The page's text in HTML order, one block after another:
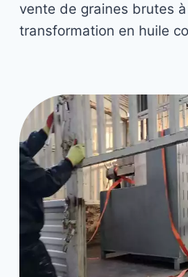
vente de graines brutes
transformation en huile